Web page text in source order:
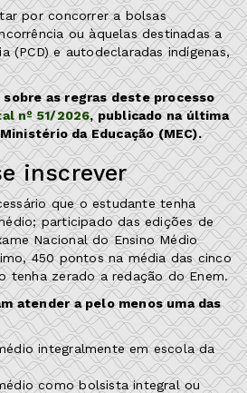
por concorrer a bolsas
ou àquelas destinadas a
(PCD) e autodeclaradas indígenas,
as regras deste processo
nº 51/2026, publicado na última
da Educação (MEC).
inscrever
que o estudante tenha
participado das edições de
Nacional do Ensino Médio
450 pontos na média das cinco
tenha zerado a redação do Enem.
atender a pelo menos uma das
integralmente em escola da
como bolsista integral ou